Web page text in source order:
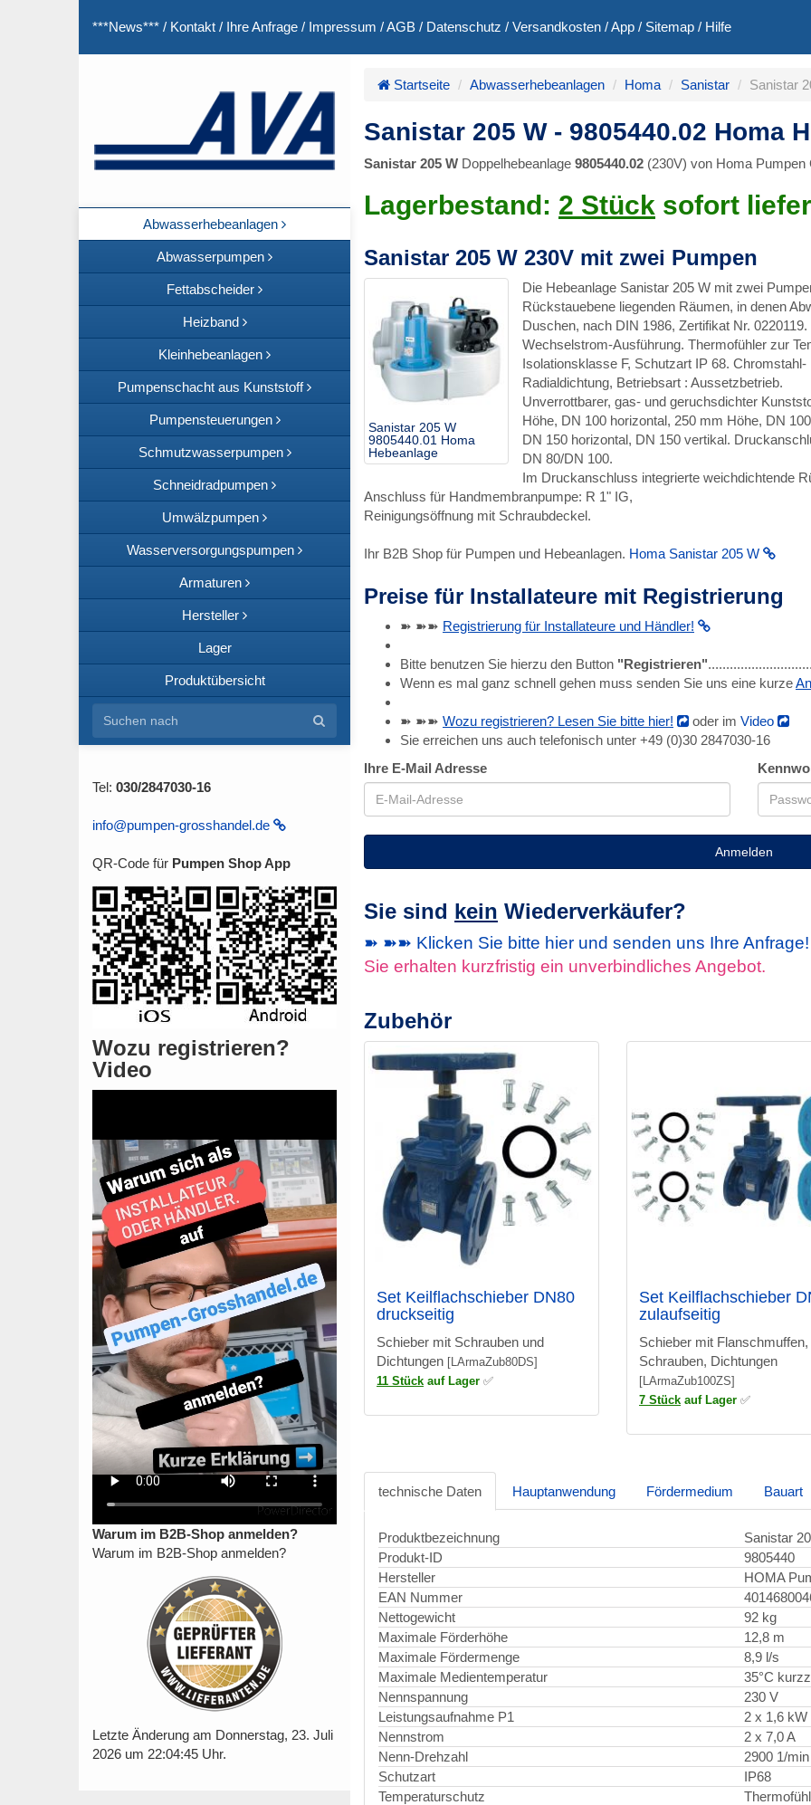
***News*** / Kontakt / Ihre Anfrage / Impressum /AGB / Datenschutz / Versandkosten /App / Sitemap / Hilfe
Abwasserhebeanlagen
Abwasserpumpen
Fettabscheider
Heizband
Kleinhebeanlagen
Pumpenschacht aus Kunststoff
Pumpensteuerungen
Schmutzwasserpumpen
Schneidradpumpen
Umwälzpumpen
Wasserversorgungspumpen
Armaturen
Hersteller
Lager
Produktübersicht
Tel: 030/2847030-16
info@pumpen-grosshandel.de
QR-Code für Pumpen Shop App
Wozu registrieren?
Video
Warum im B2B-Shop anmelden?
Warum im B2B-Shop anmelden?
Letzte Änderung am Donnerstag, 23. Juli
2026 um 22:04:45 Uhr.
Startseite Abwasserhebeanlagen Homa Sanistar Sanistar
Sanistar 205 W - 9805440.02 Homa
Sanistar 205 W Doppelhebeanlage 9805440.02 (230V) von Homa
Lagerbestand: 2 Stück sofort
Sanistar 205 W 230V mit zwei Pumpen
Sanistar 205 W
9805440.01 Homa
Hebeanlage
Die Hebeanlage Sanistar 205 W mit zwei
Rückstauebene liegenden Räumen, in denen
Duschen, nach DIN 1986, Zertifikat Nr.
Wechselstrom-Ausführung. Thermofühler zur
Isolationsklasse F, Schutzart IP 68.
Radialdichtung, Betriebsart : Aussetzbetrieb.
Unverrottbarer, gas- und geruchsdichter
Höhe, DN 100 horizontal, 250 mm Höhe, DN
DN 150 horizontal, DN 150 vertikal.
DN 80/DN 100.
Im Druckanschluss integrierte weichdichtende
Anschluss für Handmembranpumpe: R 1" IG,
Reinigungsöffnung mit Schraubdeckel.
Ihr B2B Shop für Pumpen und Hebeanlagen. Homa Sanistar 205 W
Preise für Installateure mit Registrierung
➽ ➽➽ Registrierung für Installateure und Händler!
Bitte benutzen Sie hierzu den Button "Registrieren"
Wenn es mal ganz schnell gehen muss senden Sie uns eine kurze
➽ ➽➽ Wozu registrieren? Lesen Sie bitte hier! oder im Video
Sie erreichen uns auch telefonisch unter +49 (0)30 2847030-16
Ihre E-Mail Adresse
Anmelden
Sie sind kein Wiederverkäufer?
➽ ➽➽ Klicken Sie bitte hier und senden uns Ihre
Sie erhalten kurzfristig ein unverbindliches Angebot.
Zubehör
Set Keilflachschieber DN80
druckseitig
Schieber mit Schrauben und
Dichtungen [LArmaZub80DS]
11 Stück auf Lager ✅
Set Keilflachschieber
zulaufseitig
Schieber mit Flanschmuffen,
Schrauben, Dichtungen
[LArmaZub100ZS]
7 Stückauf Lager✅
technische Daten Hauptanwendung Fördermedium Bauart
Produktbezeichnung
Sanistar
Produkt-ID
9805440
Hersteller
HOMA
EAN Nummer
Nettogewicht
92 kg
Maximale Förderhöhe
12,8 m
Maximale Fördermenge
8,9 l/s
Maximale Medientemperatur
35°C
Nennspannung
230 V
Leistungsaufnahme P1
2 x 1,6 kW
Nennstrom
2 x 7,0 A
Nenn-Drehzahl
2900 1/min
Schutzart
IP68
Temperaturschutz